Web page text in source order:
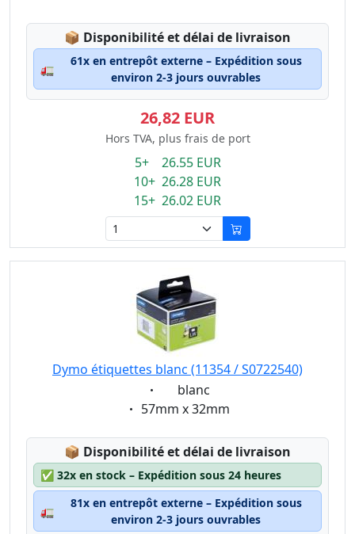
📦 Lagerstatus:
Disponibilité et délai de livraison
🚛
61x en entrepôt externe – Expédition sous
environ 2-3 jours ouvrables
26,82 EUR
Hors TVA, plus frais de port
5+ 26.55 EUR
10+ 26.28 EUR
15+ 26.02 EUR
Dymo étiquettes blanc (11354 / S0722540)
Eigenschaft:
blanc
Eigenschaft:
57mm x 32mm
📦 Lagerstatus:
Disponibilité et délai de livraison
✅ 32x en stock – Expédition sous 24 heures
🚛
81x en entrepôt externe – Expédition sous
environ 2-3 jours ouvrables